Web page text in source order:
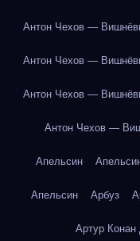
Антон Чехов —
Антон Чехов —
Антон Чехов —
Антон Чехов —
Апельсин
Апельсин Арбуз
Артур